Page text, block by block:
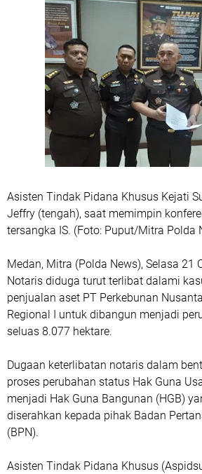
Asisten Tindak Pidana Khusus Kejati
Jeffry (tengah), saat memimpin
tersangka IS. (Foto: Puput/Mitra Polda
Medan, Mitra (Polda News), Selasa 21
Notaris diduga turut terlibat dalami
penjualan aset PT Perkebunan
Regional I untuk dibangun menjadi
seluas 8.077 hektare.
Dugaan keterlibatan notaris dalam
proses perubahan status Hak Guna
menjadi Hak Guna Bangunan (HGB)
diserahkan kepada pihak Badan
(BPN).
Asisten Tindak Pidana Khusus